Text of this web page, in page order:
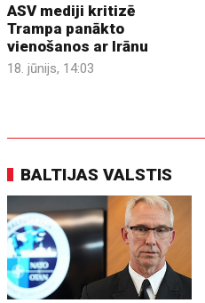
ASV mediji kritizē
Trampa panākto
vienošanos ar Irānu
18. jūnijs, 14:03
BALTIJAS VALSTIS